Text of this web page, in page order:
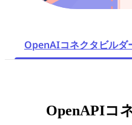
OpenAIコネクタビルダ
OpenAPIコ